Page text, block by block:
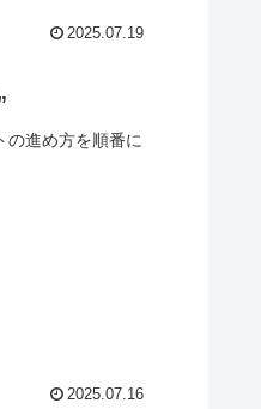
2025.07.19
の進め方を順番に
2025.07.16